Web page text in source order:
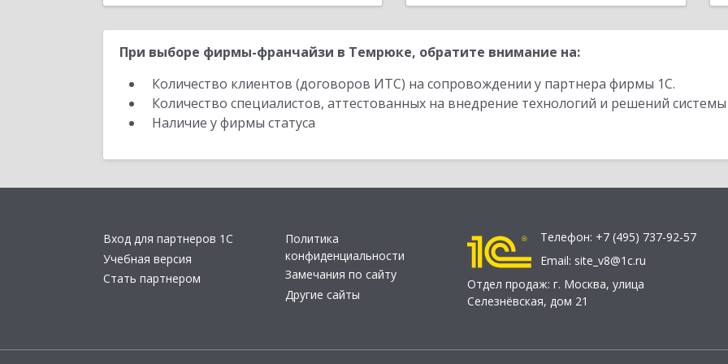
При выборе фирмы-франчайзи в Темрюке, обратите внимание на:
Количество клиентов (договоров ИТС) на сопровождении у партнера фирмы 1С.
Количество специалистов, аттестованных на внедрение технологий и решений
Наличие у фирмы статуса
Вход для партнеров 1С
Учебная версия
Стать партнером
Политика
конфиденциальности
Замечания по сайту
Другие сайты
Телефон: +7 (495) 737-92-57
Email: site_v8@1c.ru
Отдел продаж: г. Москва, улица
Селезнёвская, дом 21